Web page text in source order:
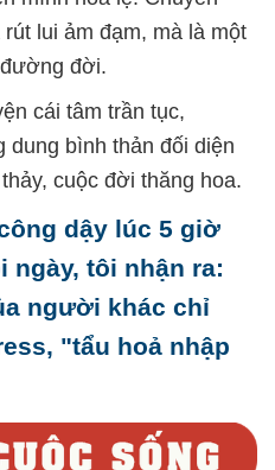
lui ảm đạm, mà là một
đời.
cái tâm trần tục,
dung bình thản đối diện
cuộc đời thăng hoa.
dậy lúc 5 giờ
ngày, tôi nhận ra:
người khác chỉ
"tẩu hoả nhập